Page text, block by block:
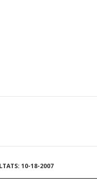
10-18-2007